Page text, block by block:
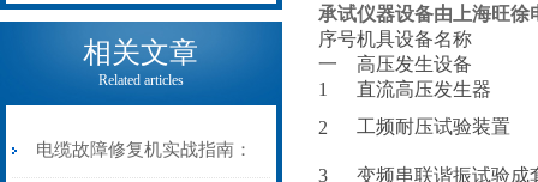
电缆热补机的核心价值
相关文章
Related articles
电缆故障修复机实战指南：
承试仪器设备由上海旺徐
序号机具设备名称
一
高压发生设备
1
直流高压发生器
2
工频耐压试验装置
3 变频串联谐振试验成